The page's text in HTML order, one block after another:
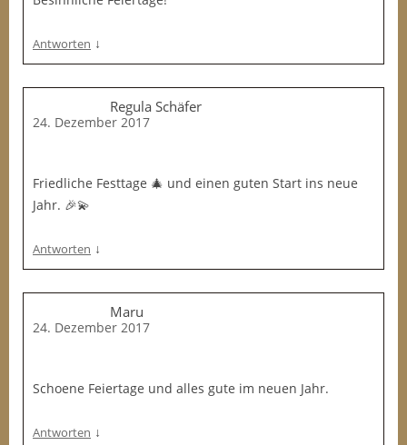
Antworten ↓
Regula Schäfer
24. Dezember 2017
Friedliche Festtage 🎄 und einen guten Start ins neue
Jahr. 🎉💫
Antworten ↓
Maru
24. Dezember 2017
Schoene Feiertage und alles gute im neuen Jahr.
Antworten ↓